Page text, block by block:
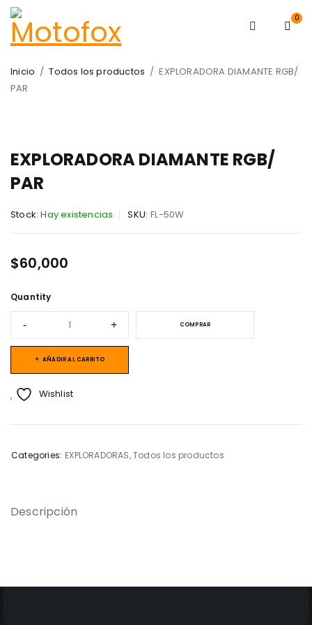
0
Inicio / Todos los productos / EXPLORADORA DIAMANTE RGB/
PAR
EXPLORADORA DIAMANTE RGB/
PAR
Stock: Hay existencias SKU: FL-50W
$60,000
Quantity
AÑADIR AL CARRITO
COMPRAR
Wishlist
Categories: EXPLORADORAS,Todos los productos
Descripción